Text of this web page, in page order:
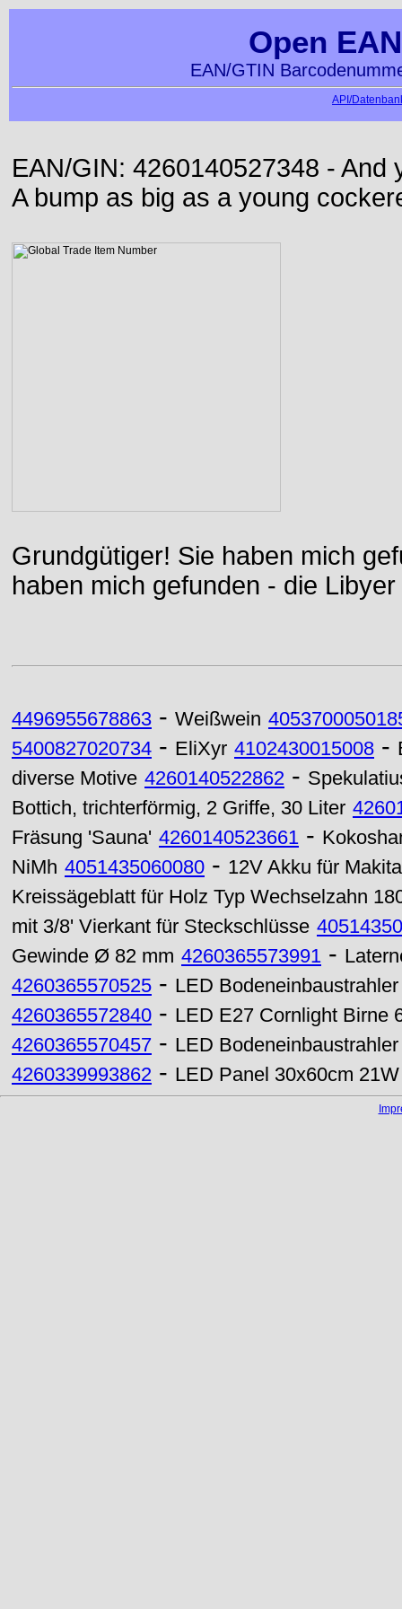
Open
EAN/GTIN
API/
EAN/GIN: 4260140527348 -
A bump as big as a young
Grundgütiger! Sie haben mich
haben mich gefunden - die
4496955678863 - Weißwein
5400827020734 - EliXyr 4102430015008 -
diverse Motive 4260140522862 -
Bottich, trichterförmig, 2 Griffe, 30 Liter
Fräsung 'Sauna' 4260140523661 -
NiMh 4051435060080 - 12V Akku für
Kreissägeblatt für Holz Typ Wechselzahn
mit 3/8' Vierkant für Steckschlüsse
Gewinde Ø 82 mm 4260365573991 -
4260365570525 - LED
4260365572840 - LED E27 Cornlight Birne
4260365570457 - LED
4260339993862 - LED Panel 30x60cm